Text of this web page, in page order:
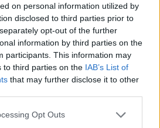
on personal information utilized by
disclosed to third parties prior to
opt-out of the further
information by third parties on the
participants. This information may
to third parties on the IAB’s List of
that may further disclose it to other
Opt Outs
αλλαγή να οδηγήσει σε
/ Αθηναϊκή Γενική Κλινική
και τα συμφέροντα, οι
στα δάνεια, νέο deal